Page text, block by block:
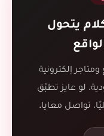
يتحول
إلكترونية
لو عايز تطبّق
تواصل معايا.